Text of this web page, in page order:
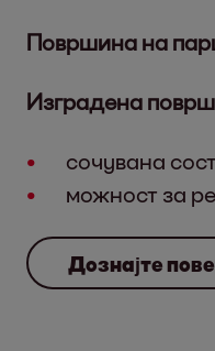
Површина на
Изградена
сочувана
можност за
Дознајте